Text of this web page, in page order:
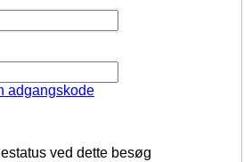
adgangskode
ved dette besøg